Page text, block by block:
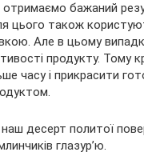
отримаємо бажаний
цього також
Але в цьому
продукту. Тому
часу і прикрасити
десерт политої
глазур’ю.